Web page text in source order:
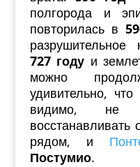
полгорода и
повторилась в
727 году и
можно
удивительно,
видимо, не
рядом, и
Постумио.